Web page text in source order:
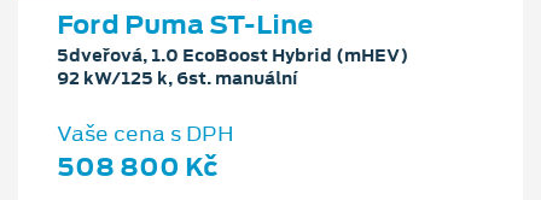
Ford Puma ST-Line
5dveřová, 1.0 EcoBoost Hybrid (mHEV)
92 kW/125 k, 6st. manuální
Vaše cena s DPH
508 800 Kč